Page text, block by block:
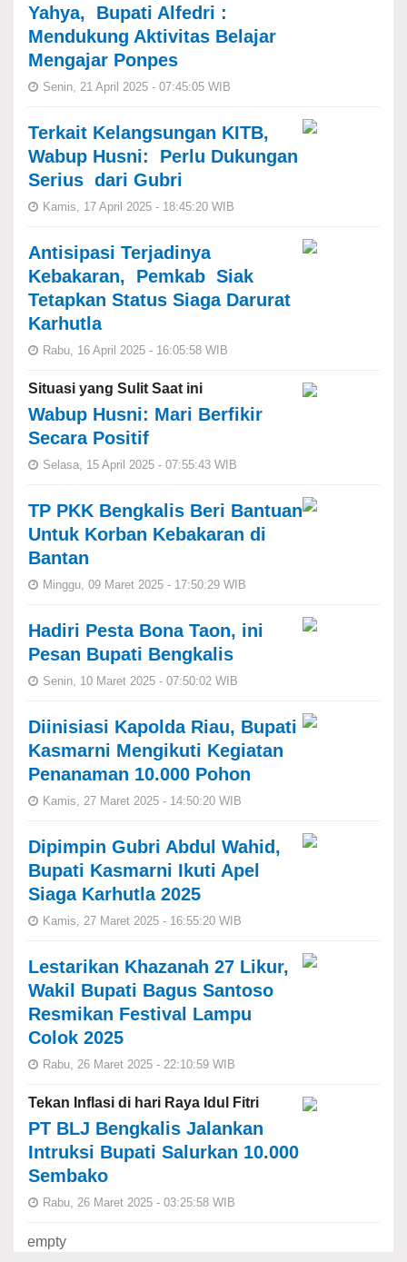
Yahya, Bupati Alfedri :
Mendukung Aktivitas Belajar
Mengajar Ponpes
Senin, 21 April 2025 - 07:45:05 WIB
Terkait Kelangsungan KITB,
Wabup Husni: Perlu Dukungan
Serius dari Gubri
Kamis, 17 April 2025 - 18:45:20 WIB
Antisipasi Terjadinya
Kebakaran, Pemkab Siak
Tetapkan Status Siaga Darurat
Karhutla
Rabu, 16 April 2025 - 16:05:58 WIB
Situasi yang Sulit Saat ini
Wabup Husni: Mari Berfikir
Secara Positif
Selasa, 15 April 2025 - 07:55:43 WIB
TP PKK Bengkalis Beri Bantuan
Untuk Korban Kebakaran di
Bantan
Minggu, 09 Maret 2025 - 17:50:29 WIB
Hadiri Pesta Bona Taon, ini
Pesan Bupati Bengkalis
Senin, 10 Maret 2025 - 07:50:02 WIB
Diinisiasi Kapolda Riau, Bupati
Kasmarni Mengikuti Kegiatan
Penanaman 10.000 Pohon
Kamis, 27 Maret 2025 - 14:50:20 WIB
Dipimpin Gubri Abdul Wahid,
Bupati Kasmarni Ikuti Apel
Siaga Karhutla 2025
Kamis, 27 Maret 2025 - 16:55:20 WIB
Lestarikan Khazanah 27 Likur,
Wakil Bupati Bagus Santoso
Resmikan Festival Lampu
Colok 2025
Rabu, 26 Maret 2025 - 22:10:59 WIB
Tekan Inflasi di hari Raya Idul Fitri
PT BLJ Bengkalis Jalankan
Intruksi Bupati Salurkan 10.000
Sembako
Rabu, 26 Maret 2025 - 03:25:58 WIB
empty